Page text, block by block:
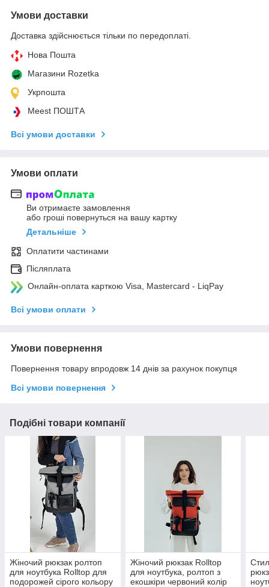
Умови доставки
Доставка здійснюється тільки по передоплаті.
Нова Пошта
Магазини Rozetka
Укрпошта
Meest ПОШТА
Всі умови доставки
Умови оплати
Ви отримаєте замовлення
або гроші повернуться на вашу картку
Детальніше
Оплатити частинами
Післяплата
Онлайн-оплата карткою Visa, Mastercard - LiqPay
Всі умови оплати
Умови повернення
Повернення товару впродовж 14 днів за рахунок покупця
Всі умови повернення
Подібні товари компанії
Жіночий рюкзак ролтоп
для ноутбука Rolltop для
подорожей сірого кольору
Жіночий рюкзак Rolltop
для ноутбука, ролтоп з
екошкіри червоний колір